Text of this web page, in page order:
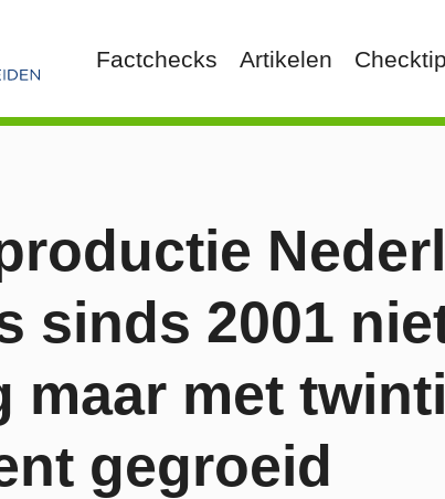
Factchecks Artikelen
sinds 2001
maar met
gegroeid